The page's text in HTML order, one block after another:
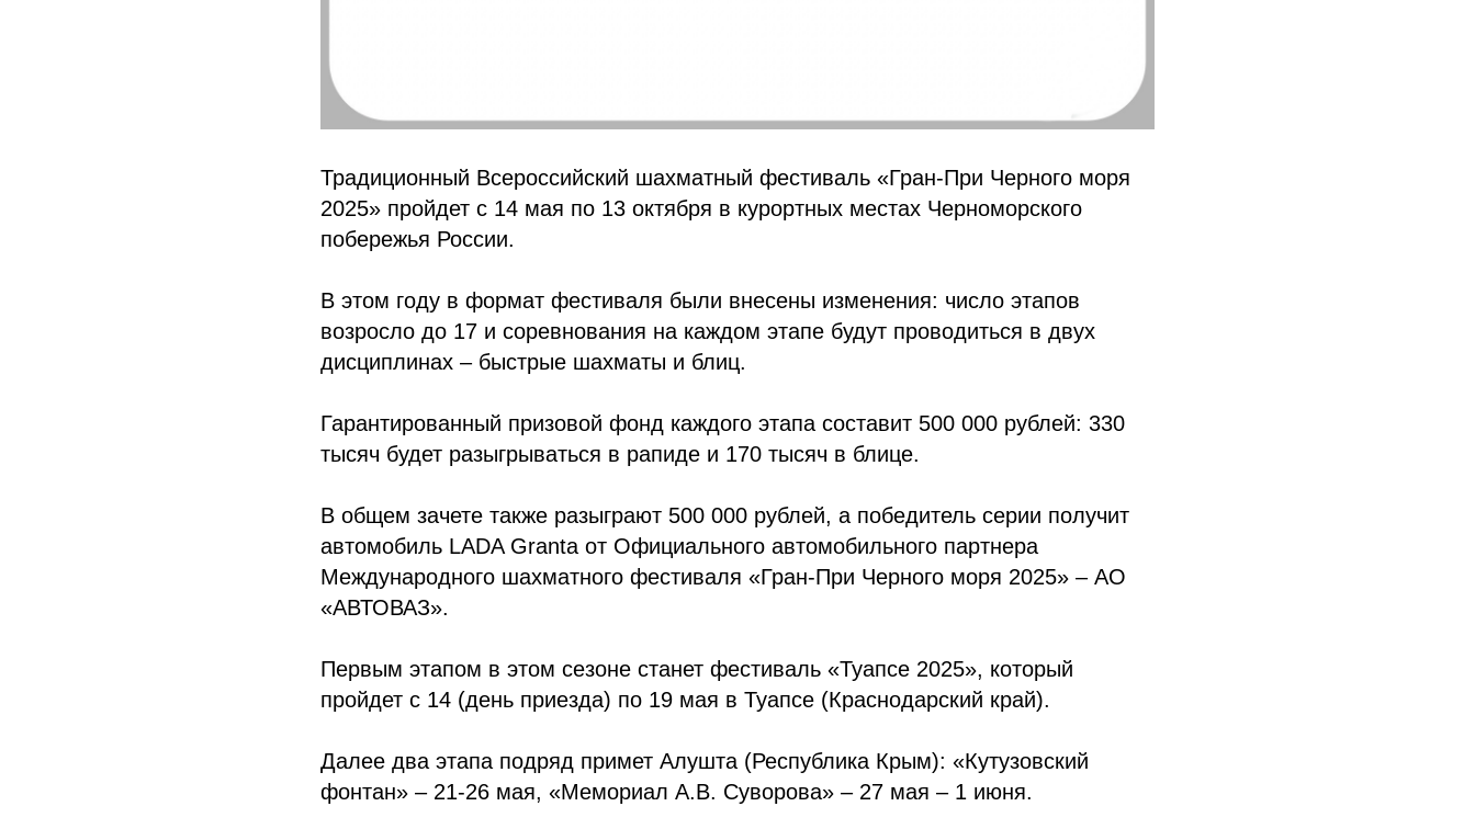
Традиционный Всероссийский шахматный фестиваль «Гран-При Черного моря
2025» пройдет с 14 мая по 13 октября в курортных местах Черноморского
побережья России.
В этом году в формат фестиваля были внесены изменения: число этапов
возросло до 17 и соревнования на каждом этапе будут проводиться в двух
дисциплинах – быстрые шахматы и блиц.
Гарантированный призовой фонд каждого этапа составит 500 000 рублей: 330
тысяч будет разыгрываться в рапиде и 170 тысяч в блице.
В общем зачете также разыграют 500 000 рублей, а победитель серии получит
автомобиль LADA Granta от Официального автомобильного партнера
Международного шахматного фестиваля «Гран-При Черного моря 2025» – АО
«АВТОВАЗ».
Первым этапом в этом сезоне станет фестиваль «Туапсе 2025», который
пройдет с 14 (день приезда) по 19 мая в Туапсе (Краснодарский край).
Далее два этапа подряд примет Алушта (Республика Крым): «Кутузовский
фонтан» – 21-26 мая, «Мемориал А.В. Суворова» – 27 мая – 1 июня.